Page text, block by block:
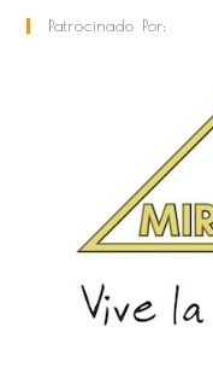
Patrocinado Por: